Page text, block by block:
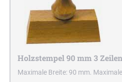
Holzstempel 90 mm 3 Zeilen
Maximale Breite: 90 mm.